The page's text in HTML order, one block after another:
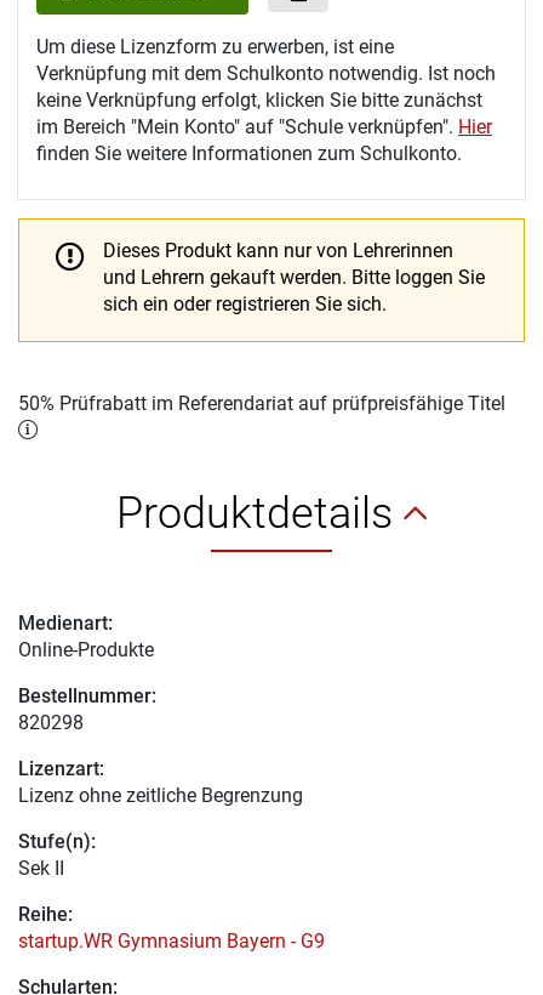
Um diese Lizenzform zu erwerben, ist eine
Verknüpfung mit dem Schulkonto notwendig. Ist noch
keine Verknüpfung erfolgt, klicken Sie bitte zunächst
im Bereich "Mein Konto" auf "Schule verknüpfen". Hier
finden Sie weitere Informationen zum Schulkonto.
Dieses Produkt kann nur von Lehrerinnen
und Lehrern gekauft werden. Bitte loggen Sie
sich ein oder registrieren Sie sich.
50% Prüfrabatt im Referendariat auf prüfpreisfähige Titel
Produktdetails
Medienart:
Online-Produkte
Bestellnummer:
820298
Lizenzart:
Lizenz ohne zeitliche Begrenzung
Stufe(n):
Sek II
Reihe:
startup.WR Gymnasium Bayern - G9
Schularten: